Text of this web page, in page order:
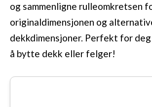
og sammenligne rulleomkretsen
originaldimensjonen og
dekkdimensjoner. Perfekt for
å bytte dekk eller felger!